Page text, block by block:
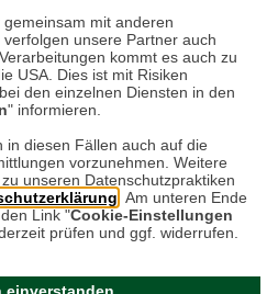
mit anderen
unsere Partner auch
kommt es auch zu
USA. Dies ist mit Risiken
den einzelnen Diensten in den
" informieren.
in diesen Fällen auch auf die
vorzunehmen. Weitere
unseren Datenschutzpraktiken
. Am unteren Ende
Link "Cookie-Einstellungen
prüfen und ggf. widerrufen.
Impressum
Kontakt